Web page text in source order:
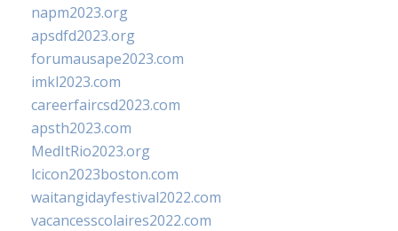
napm2023.org
apsdfd2023.org
forumausape2023.com
imkl2023.com
careerfaircsd2023.com
apsth2023.com
MedItRio2023.org
lcicon2023boston.com
waitangidayfestival2022.com
vacancesscolaires2022.com